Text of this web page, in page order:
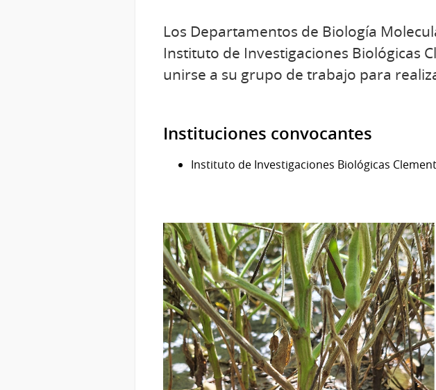
Los Departamentos de Biología
Instituto de Investigaciones Biológicas
unirse a su grupo de trabajo para
Instituciones convocantes
Instituto de Investigaciones Biológicas